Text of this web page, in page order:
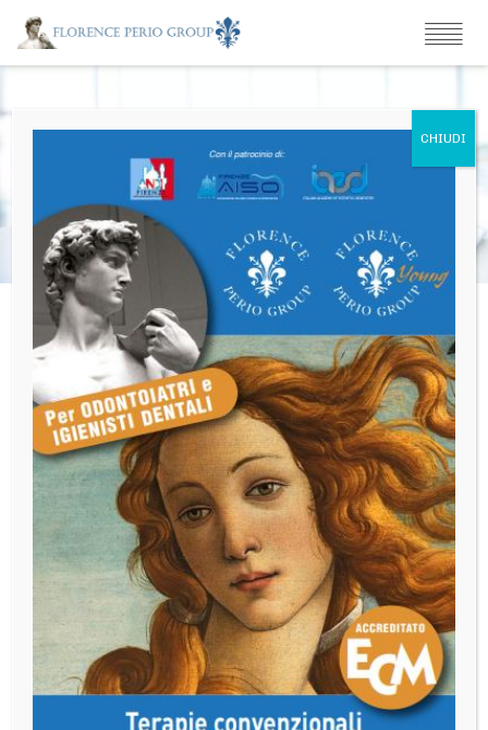
Contattaci
SEGRETERIA GENERALE
Dr Edmondo Maggio, Via dei
Pastini, 119 - 00186 Roma
Tel/fax +39 06 6791036 / +39
06 6789852
florenceperiogroup@gmail.com
Contattaci
Nome